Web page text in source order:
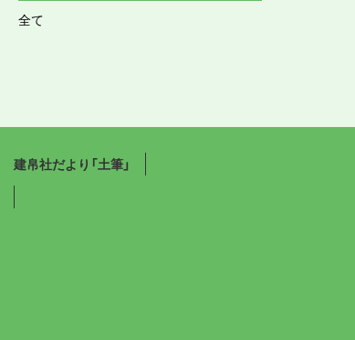
全て
建帛社だより「土筆」